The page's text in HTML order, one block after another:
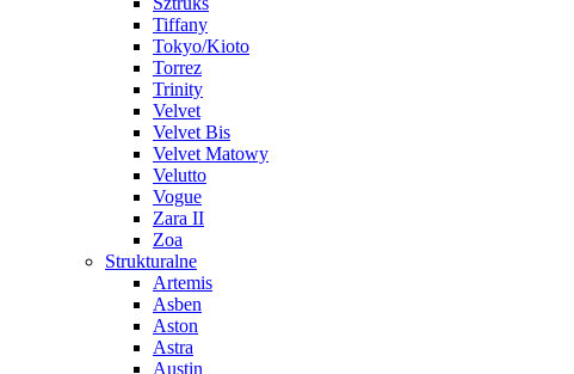
Tiffany
Tokyo/Kioto
Torrez
Trinity
Velvet
Velvet Bis
Velvet Matowy
Velutto
Vogue
Zara II
Zoa
Strukturalne
Artemis
Asben
Aston
Astra
Austin